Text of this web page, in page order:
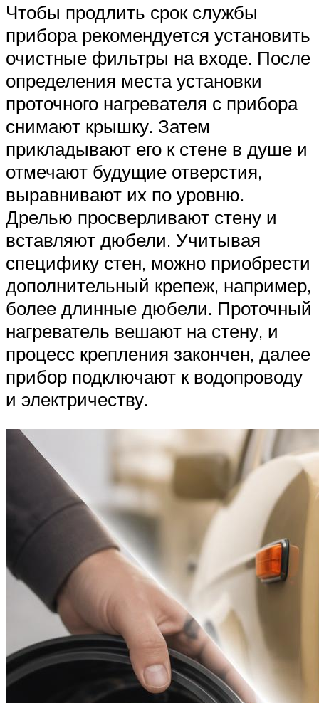
Чтобы продлить срок службы
прибора рекомендуется установить
очистные фильтры на входе. После
определения места установки
проточного нагревателя с прибора
снимают крышку. Затем
прикладывают его к стене в душе и
отмечают будущие отверстия,
выравнивают их по уровню.
Дрелью просверливают стену и
вставляют дюбели. Учитывая
специфику стен, можно приобрести
дополнительный крепеж, например,
более длинные дюбели. Проточный
нагреватель вешают на стену, и
процесс крепления закончен, далее
прибор подключают к водопроводу
и электричеству.